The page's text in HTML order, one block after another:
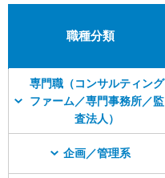
職種分類
専門職（コンサルティング
ファーム／専門事務所／監
査法人）
企画／管理系